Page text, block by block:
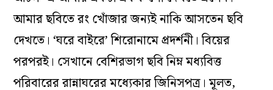
আমার ছবিতে রং খোঁজার জন্যই নাকি আসতেন ছবি
দেখতে। ‘ঘরে বাইরে’ শিরোনামে প্রদর্শনী। বিয়ের
পরপরই। সেখানে বেশিরভাগ ছবি নিম্ন মধ্যবিত্ত
পরিবারের রান্নাঘরের মধ্যেকার জিনিসপত্র। মূলত,